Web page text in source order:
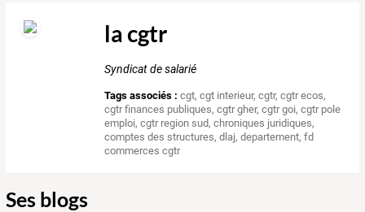
la cgtr
Syndicat de salarié
Tags associés : cgt,cgt interieur,cgtr,cgtr ecos,
cgtr finances publiques,cgtr gher,cgtr goi,cgtr pole
emploi,cgtr region sud,chroniques juridiques,
comptes des structures,dlaj,departement,fd
commerces cgtr
Ses blogs